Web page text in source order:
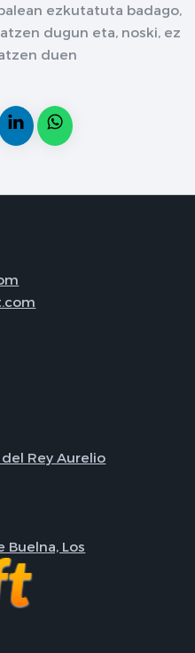
ezkutatuta badago,
dugun eta, noski, ez
duen
Rey Aurelio
Buelna, Los